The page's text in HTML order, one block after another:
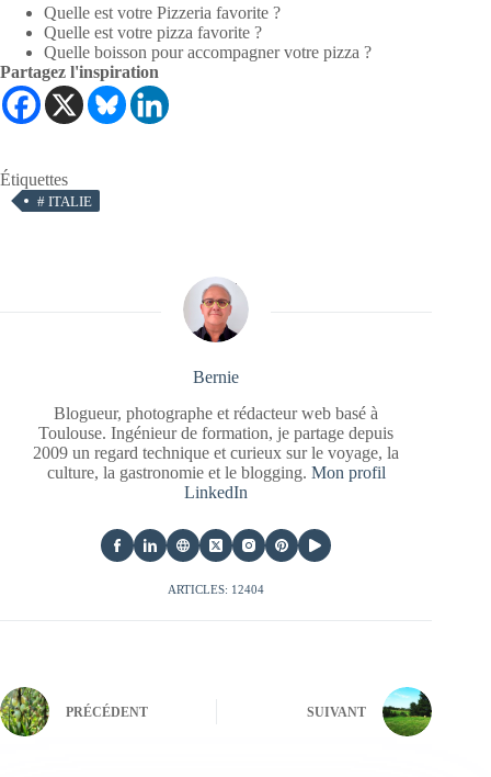
Quelle est votre Pizzeria favorite ?
Quelle est votre pizza favorite ?
Quelle boisson pour accompagner votre pizza ?
Partagez l'inspiration
Étiquettes
# ITALIE
Bernie
Blogueur, photographe et rédacteur web basé à
Toulouse. Ingénieur de formation, je partage depuis
2009 un regard technique et curieux sur le voyage, la
culture, la gastronomie et le blogging. Mon profil
LinkedIn
ARTICLES: 12404
PRÉCÉDENT SUIVANT